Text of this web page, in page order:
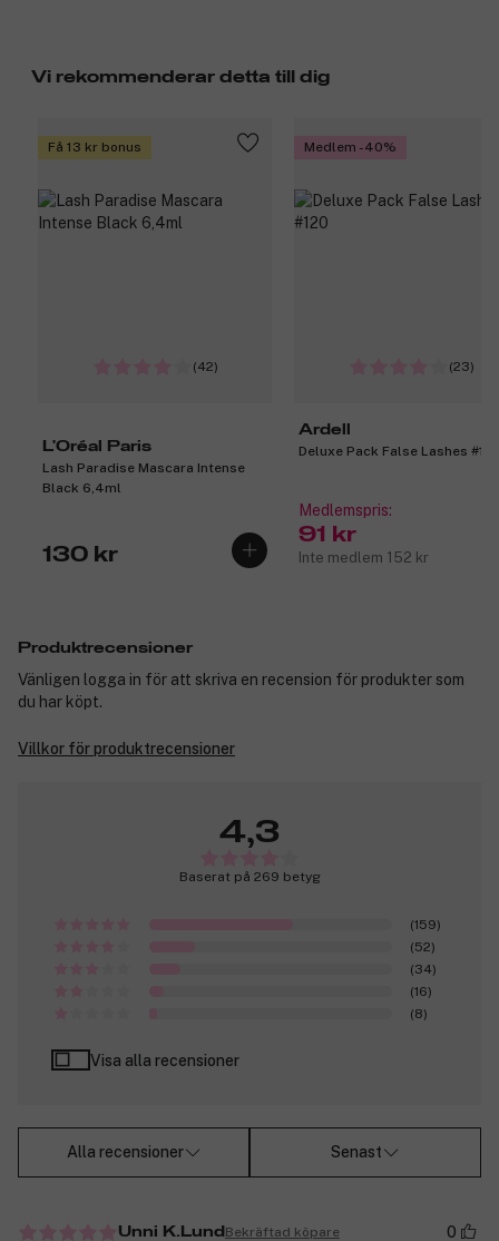
Vi rekommenderar detta till dig
Få 13 kr bonus
(42)
L'Oréal Paris
Lash Paradise Mascara Intense
Black 6,4ml
130 kr
Medlem -40%
(23)
Ardell
Deluxe Pack False Lashes
Medlemspris:
91 kr
Inte medlem 152 kr
Produktrecensioner
Vänligen logga in för att skriva en recension för produkter som
du har köpt.
Villkor för produktrecensioner
4,3
Baserat på 269 betyg
(159)
(52)
(34)
(16)
(8)
Visa alla recensioner
Alla recensioner Senast
Unni K.Lund Bekräftad köpare 0